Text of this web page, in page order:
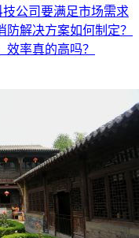
公司要满足市场需求
防解决方案如何制定？
率真的高吗？